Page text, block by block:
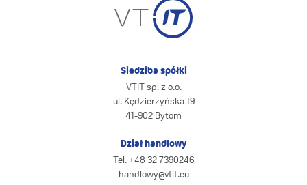
Siedziba spółki
VTIT sp. z o.o.
ul. Kędzierzyńska 19
41-902 Bytom
Dział handlowy
Tel. +48 32 7390246
handlowy@vtit.eu